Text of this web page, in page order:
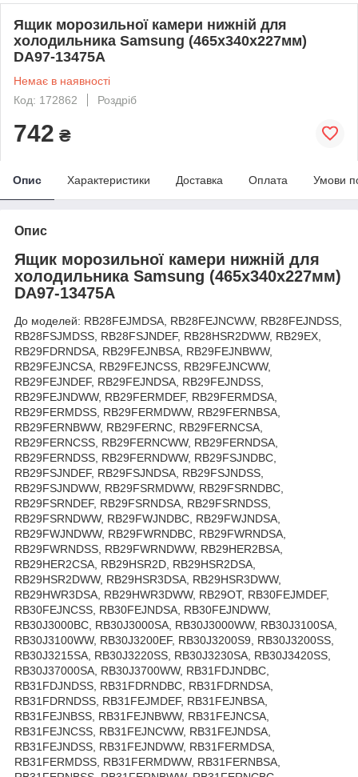
Ящик морозильної камери нижній для
холодильника Samsung (465x340x227мм)
DA97-13475A
Немає в наявності
Код: 172862
Роздріб
742 ₴
Опис Характеристики Доставка Оплата Умови
Опис
Ящик морозильної камери нижній для
холодильника Samsung (465x340x227мм)
DA97-13475A
До моделей: RB28FEJMDSA, RB28FEJNCWW, RB28FEJNDSS,
RB28FSJMDSS, RB28FSJNDEF, RB28HSR2DWW, RB29EX,
RB29FDRNDSA, RB29FEJNBSA, RB29FEJNBWW,
RB29FEJNCSA, RB29FEJNCSS, RB29FEJNCWW,
RB29FEJNDEF, RB29FEJNDSA, RB29FEJNDSS,
RB29FEJNDWW, RB29FERMDEF, RB29FERMDSA,
RB29FERMDSS, RB29FERMDWW, RB29FERNBSA,
RB29FERNBWW, RB29FERNC, RB29FERNCSA,
RB29FERNCSS, RB29FERNCWW, RB29FERNDSA,
RB29FERNDSS, RB29FERNDWW, RB29FSJNDBC,
RB29FSJNDEF, RB29FSJNDSA, RB29FSJNDSS,
RB29FSJNDWW, RB29FSRMDWW, RB29FSRNDBC,
RB29FSRNDEF, RB29FSRNDSA, RB29FSRNDSS,
RB29FSRNDWW, RB29FWJNDBC, RB29FWJNDSA,
RB29FWJNDWW, RB29FWRNDBC, RB29FWRNDSA,
RB29FWRNDSS, RB29FWRNDWW, RB29HER2BSA,
RB29HER2CSA, RB29HSR2D, RB29HSR2DSA,
RB29HSR2DWW, RB29HSR3DSA, RB29HSR3DWW,
RB29HWR3DSA, RB29HWR3DWW, RB29OT, RB30FEJMDEF,
RB30FEJNCSS, RB30FEJNDSA, RB30FEJNDWW,
RB30J3000BC, RB30J3000SA, RB30J3000WW, RB30J3100SA,
RB30J3100WW, RB30J3200EF, RB30J3200S9, RB30J3200SS,
RB30J3215SA, RB30J3220SS, RB30J3230SA, RB30J3420SS,
RB30J37000SA, RB30J3700WW, RB31FDJNDBC,
RB31FDJNDSS, RB31FDRNDBC, RB31FDRNDSA,
RB31FDRNDSS, RB31FEJMDEF, RB31FEJNBSA,
RB31FEJNBSS, RB31FEJNBWW, RB31FEJNCSA,
RB31FEJNCSS, RB31FEJNCWW, RB31FEJNDSA,
RB31FEJNDSS, RB31FEJNDWW, RB31FERMDSA,
RB31FERMDSS, RB31FERMDWW, RB31FERNBSA,